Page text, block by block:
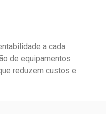
a cada
de equipamentos
reduzem custos e